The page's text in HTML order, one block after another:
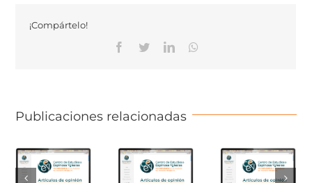
¡Compártelo!
Facebook
TwitterLinkedinWhatsapp
Publicaciones relacionadas